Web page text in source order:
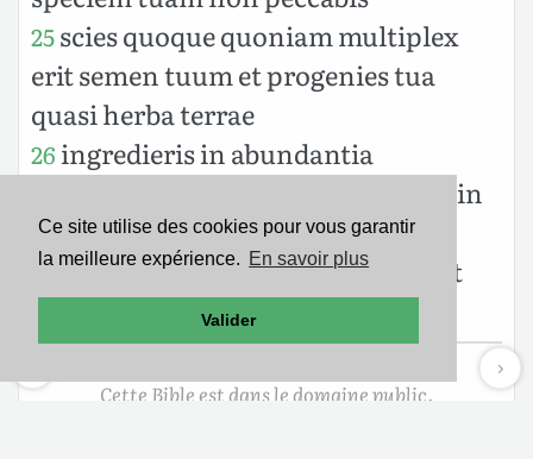
Ce site utilise des cookies pour vous garantir
la meilleure expérience. En savoir plus
Valider
25scies quoque quoniam multiplex
erit semen tuum et progenies tua
quasi herba terrae
26ingredieris in abundantia
sepulchrum sicut infertur acervus in
tempore suo
27ecce hoc ut investigavimus ita est
quod auditum mente pertracta
Cette Bible est dans le domaine public.